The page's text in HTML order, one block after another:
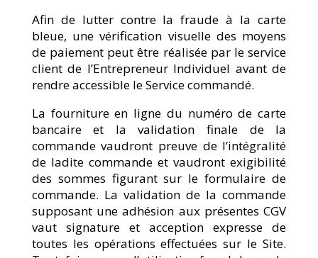
Afin de lutter contre la fraude à la carte
bleue, une vérification visuelle des moyens
de paiement peut être réalisée par le service
client de l’Entrepreneur Individuel avant de
rendre accessible le Service commandé.
La fourniture en ligne du numéro de carte
bancaire et la validation finale de la
commande vaudront preuve de l’intégralité
de ladite commande et vaudront exigibilité
des sommes figurant sur le formulaire de
commande. La validation de la commande
supposant une adhésion aux présentes CGV
vaut signature et acception expresse de
toutes les opérations effectuées sur le Site.